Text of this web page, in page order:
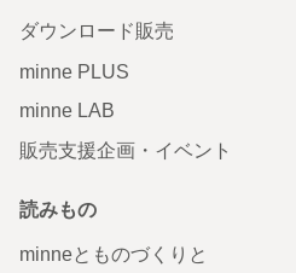
ダウンロード販売
minne PLUS
minne LAB
販売支援企画・イベント
読みもの
minneとものづくりと